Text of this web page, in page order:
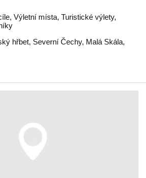
Výletní místa, Turistické výlety,
hřbet, Severní Čechy, Malá Skála,